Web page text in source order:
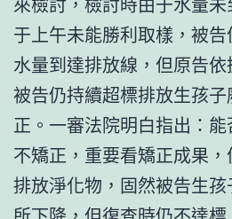
于上午未能勝利取樣，被
水量到達排放線，但原告
被告仍持續超標排放生孩
正。一審法院明白指出：能
不矯正，重要看矯正成果
排放淨化物，固然被告生